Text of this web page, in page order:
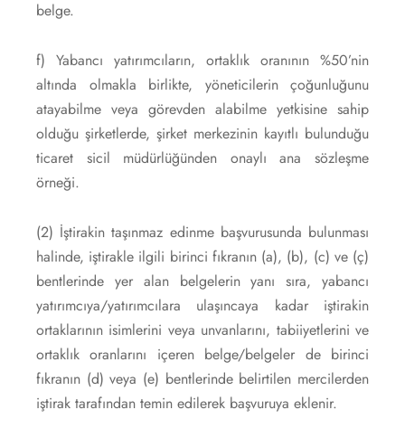
belge.
f) Yabancı yatırımcıların, ortaklık oranının %50’nin
altında olmakla birlikte, yöneticilerin çoğunluğunu
atayabilme veya görevden alabilme yetkisine sahip
olduğu şirketlerde, şirket merkezinin kayıtlı bulunduğu
ticaret sicil müdürlüğünden onaylı ana sözleşme
örneği.
(2) İştirakin taşınmaz edinme başvurusunda bulunması
halinde, iştirakle ilgili birinci fıkranın (a), (b), (c) ve (ç)
bentlerinde yer alan belgelerin yanı sıra, yabancı
yatırımcıya/yatırımcılara ulaşıncaya kadar iştirakin
ortaklarının isimlerini veya unvanlarını, tabiiyetlerini ve
ortaklık oranlarını içeren belge/belgeler de birinci
fıkranın (d) veya (e) bentlerinde belirtilen mercilerden
iştirak tarafından temin edilerek başvuruya eklenir.